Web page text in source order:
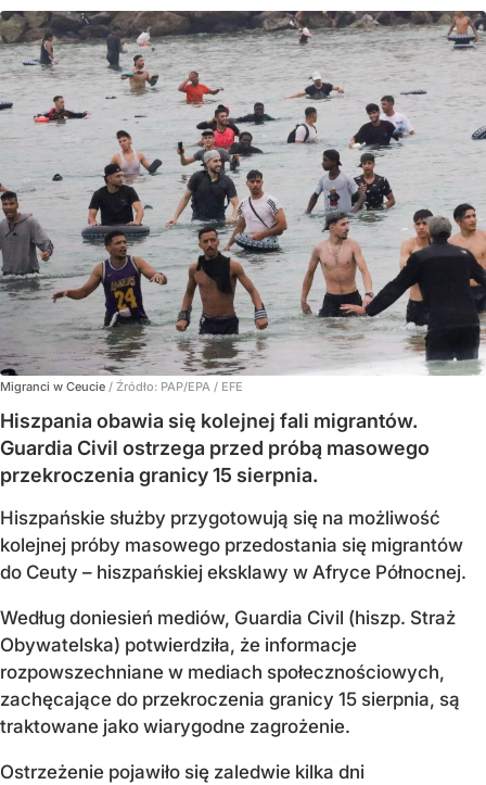
Migranci w Ceucie / Źródło: PAP/EPA / EFE
Hiszpania obawia się kolejnej fali migrantów.
Guardia Civil ostrzega przed próbą masowego
przekroczenia granicy 15 sierpnia.
Hiszpańskie służby przygotowują się na możliwość
kolejnej próby masowego przedostania się migrantów
do Ceuty – hiszpańskiej eksklawy w Afryce Północnej.
Według doniesień mediów, Guardia Civil (hiszp. Straż
Obywatelska) potwierdziła, że informacje
rozpowszechniane w mediach społecznościowych,
zachęcające do przekroczenia granicy 15 sierpnia, są
traktowane jako wiarygodne zagrożenie.
Ostrzeżenie pojawiło się zaledwie kilka dni